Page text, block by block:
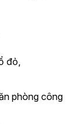
đỏ,
phòng công